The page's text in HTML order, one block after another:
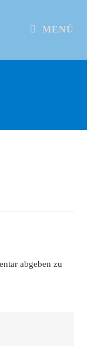
MENÜ
abgeben zu